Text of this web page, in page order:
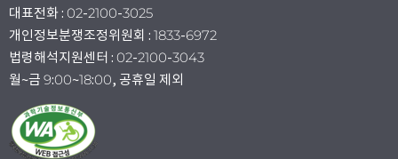
대표전화 : 02-2100-3025
개인정보분쟁조정위원회 : 1833-6972
법령해석지원센터 : 02-2100-3043
월~금 9:00~18:00, 공휴일 제외